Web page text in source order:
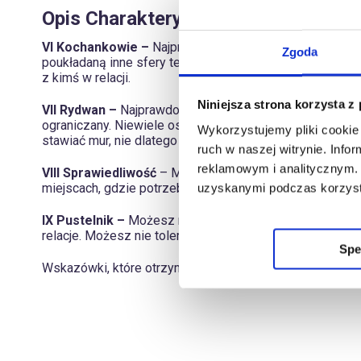
Zgoda
Niniejsza strona korzysta z
Wykorzystujemy pliki
ruch w naszej witrynie.
reklamowym i
uzyskanymi podczas
Opis Charakterystyki Kart
VI Kochankowie – Najprawdopodobniej potrafisz
poukładaną inne sfery też na tym zyskują. Możesz
z kimś w relacji.
VII Rydwan – Najprawdopodobniej lubisz wszystko to,
ograniczany. Niewiele osób zna Cię tak naprawdę –
stawiać mur, nie dlatego że brakuje Ci empatii, a
VIII Sprawiedliwość – Masz wysokie poczucie
miejscach, gdzie potrzebna jest analiza, a także
IX Pustelnik – Możesz nosić w sobie potrzebę
relacje. Możesz nie tolerować żadnej formy nacisku
Wskazówki, które otrzymujemy mogą być pomocne do